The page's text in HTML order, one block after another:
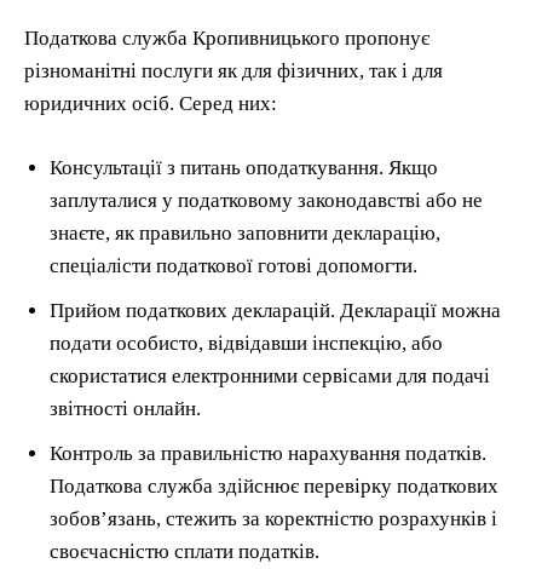
Податкова служба Кропивницького пропонує
різноманітні послуги як для фізичних, так і для
юридичних осіб. Серед них:
Консультації з питань оподаткування. Якщо
заплуталися у податковому законодавстві або не
знаєте, як правильно заповнити декларацію,
спеціалісти податкової готові допомогти.
Прийом податкових декларацій. Декларації можна
подати особисто, відвідавши інспекцію, або
скористатися електронними сервісами для подачі
звітності онлайн.
Контроль за правильністю нарахування податків.
Податкова служба здійснює перевірку податкових
зобов’язань, стежить за коректністю розрахунків і
своєчасністю сплати податків.